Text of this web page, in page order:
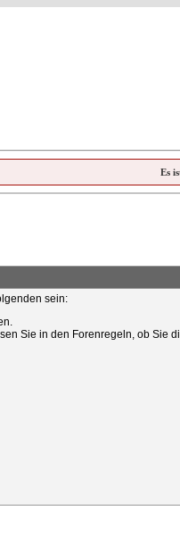
Es
sein:
Sie in den Forenregeln, ob Sie